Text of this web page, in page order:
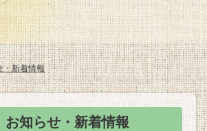
・新着情報
お知らせ・新着情報